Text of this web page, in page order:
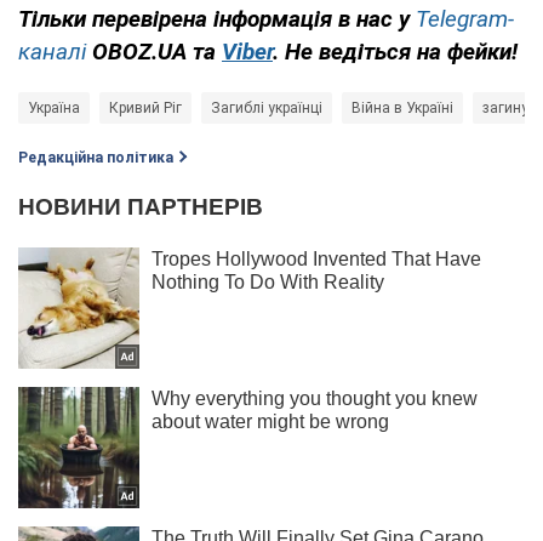
Тільки перевірена інформація в нас у Telegram-
каналіOBOZ.UA та Viber. Не ведіться на фейки!
Україна Кривий Ріг Загиблі українці Війна в Україні
Редакційна політика